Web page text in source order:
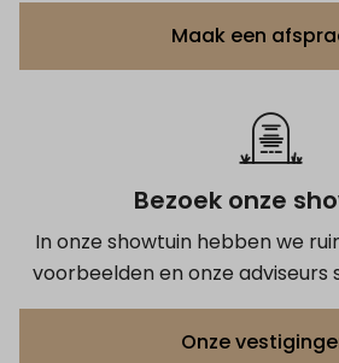
Maak een
Bezoek onze
In onze showtuin hebben we
voorbeelden en onze adviseurs
Onze